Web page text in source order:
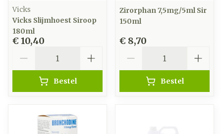
Vicks
Vicks Slijmhoest Siroop
180ml
€ 10,40
Bestel
Zirorphan 7,5mg/5ml Sir
150ml
€ 8,70
Bestel